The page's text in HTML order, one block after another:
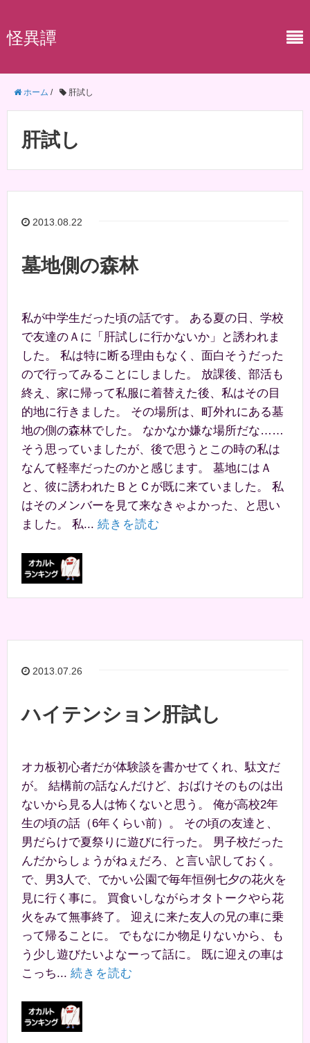
怪異譚
ホーム / 肝試し
肝試し
2013.08.22
墓地側の森林
私が中学生だった頃の話です。 ある夏の日、学校
で友達のＡに「肝試しに行かないか」と誘われま
した。 私は特に断る理由もなく、面白そうだった
ので行ってみることにしました。 放課後、部活も
終え、家に帰って私服に着替えた後、私はその目
的地に行きました。 その場所は、町外れにある墓
地の側の森林でした。 なかなか嫌な場所だな……
そう思っていましたが、後で思うとこの時の私は
なんて軽率だったのかと感じます。 墓地にはＡ
と、彼に誘われたＢとＣが既に来ていました。 私
はそのメンバーを見て来なきゃよかった、と思い
ました。 私... 続きを読む
2013.07.26
ハイテンション肝試し
オカ板初心者だが体験談を書かせてくれ、駄文だ
が。 結構前の話なんだけど、おばけそのものは出
ないから見る人は怖くないと思う。 俺が高校2年
生の頃の話（6年くらい前）。 その頃の友達と、
男だらけで夏祭りに遊びに行った。 男子校だった
んだからしょうがねぇだろ、と言い訳しておく。
で、男3人で、でかい公園で毎年恒例七夕の花火を
見に行く事に。 買食いしながらオタトークやら花
火をみて無事終了。 迎えに来た友人の兄の車に乗
って帰ることに。 でもなにか物足りないから、も
う少し遊びたいよなーって話に。 既に迎えの車は
こっち... 続きを読む